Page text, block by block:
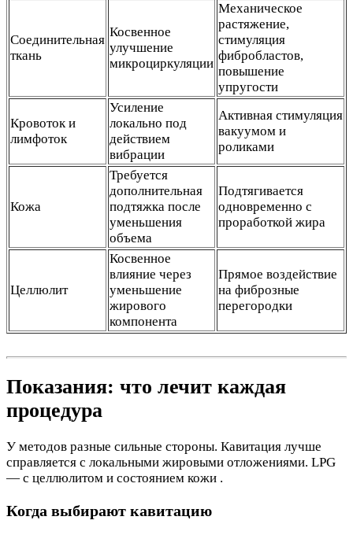
Соединительная
ткань
Косвенное
улучшение
микроциркуляции
Механическое
растяжение,
стимуляция
фибробластов,
повышение
упругости
Кровоток и
лимфоток
Усиление
локально под
действием
вибрации
Активная стимуляция
вакуумом и
роликами
Кожа
Требуется
дополнительная
подтяжка после
уменьшения
объема
Подтягивается
одновременно с
проработкой жира
Целлюлит
Косвенное
влияние через
уменьшение
жирового
компонента
Прямое воздействие
на фиброзные
перегородки
Показания: что лечит каждая
процедура
У методов разные сильные стороны. Кавитация лучше
справляется с локальными жировыми отложениями. LPG
— с целлюлитом и состоянием кожи .
Когда выбирают кавитацию